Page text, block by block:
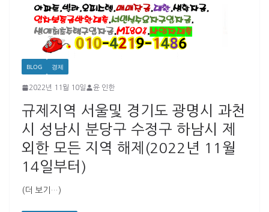
BLOG 경제
2022년 11월 10일 윤 인한
규제지역 서울및 경기도 광명시 과천
시 성남시 분당구 수정구 하남시 제
외한 모든 지역 해제(2022년 11월
14일부터)
(더 보기…)